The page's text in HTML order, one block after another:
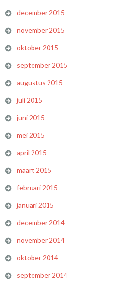
december 2015
november 2015
oktober 2015
september 2015
augustus 2015
juli 2015
juni 2015
mei 2015
april 2015
maart 2015
februari 2015
januari 2015
december 2014
november 2014
oktober 2014
september 2014